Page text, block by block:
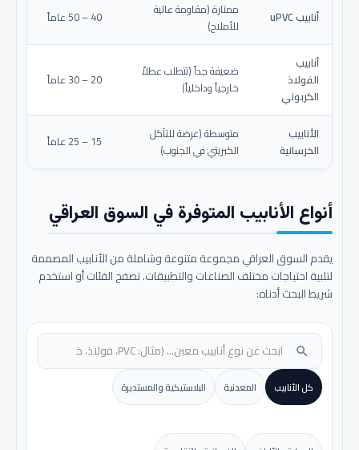
أنابيب uPVC
ممتازة (مقاومة عالية
للأملاح)
40 – 50 عاماً
أنابيب
الفولاذ
الكربوني
ضعيفة جداً (تتطلب عطلاً
خارجياً وداخلياً)
20 – 30 عاماً
الأنابيب
الخرسانية
متوسطة (عرضة للتآكل
الكبريتي في الجنوب)
15 – 25 عاماً
أنواع الأنابيب المتوفرة في السوق العراقي
يقدم السوق العراقي مجموعة متنوعة وشاملة من الأنابيب المصممة
لتلبية احتياجات مختلف الصناعات والتطبيقات. تصفح الفئات أو استخدم
شريط البحث أدناه:
search
كل الأنابيب المعدنية البلاستيكية والمستديرة